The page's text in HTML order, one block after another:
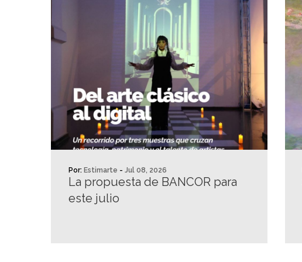
Por: Estimarte - Jul 08, 2026
La propuesta de BANCOR para
este julio